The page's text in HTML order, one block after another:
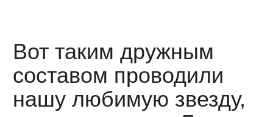
Вот таким дружным
составом проводили
нашу любимую звезду,